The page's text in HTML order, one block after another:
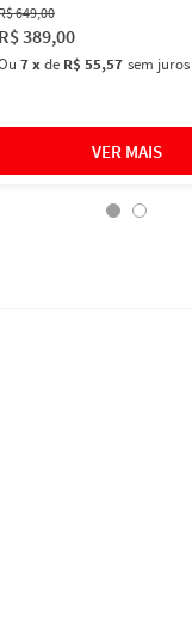
649,00
R$389,00
7xde R$ 55,57 sem juros